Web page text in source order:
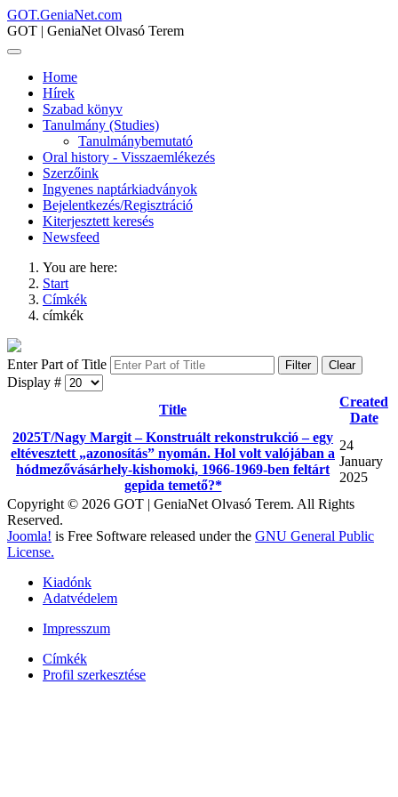
GOT.GeniaNet.com
GOT | GeniaNet Olvasó Terem
Home
Hírek
Szabad könyv
Tanulmány (Studies)
Tanulmánybemutató
Oral history - Visszaemlékezés
Szerzőink
Ingyenes naptárkiadványok
Bejelentkezés/Regisztráció
Kiterjesztett keresés
Newsfeed
You are here:
Start
Címkék
címkék
Enter Part of Title Filter Clear
Display #
Title
Created
Date
2025T/Nagy Margit – Konstruált rekonstrukció – egy
eltévesztett „azonosítás” nyomán. Hol volt valójában a
hódmezővásárhely-kishomoki, 1966-1969-ben feltárt
gepida temető?*
24
January
2025
Copyright © 2026 GOT | GeniaNet Olvasó Terem. All Rights
Reserved.
Joomla! is Free Software released under the GNU General Public
License.
Kiadónk
Adatvédelem
Impresszum
Címkék
Profil szerkesztése